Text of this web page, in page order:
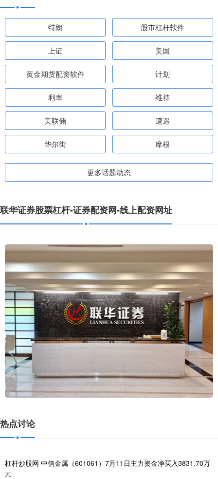
特朗 股市杠杆软件
上证 美国
黄金期货配资软件 计划
利率 维持
美联储 遭遇
华尔街 摩根
更多话题动态
联华证券股票杠杆-证券配资网-线上配资网址
热点讨论
杠杆炒股网 中信金属（601061）7月11日主力资金净买入3831.70万
元